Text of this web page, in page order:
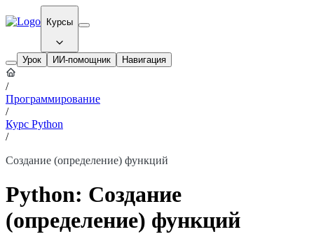
Курсы
Урок ИИ-помощник Навигация
/
Программирование
/
Курс Python
/
Создание (определение) функций
Python: Создание
(определение) функций